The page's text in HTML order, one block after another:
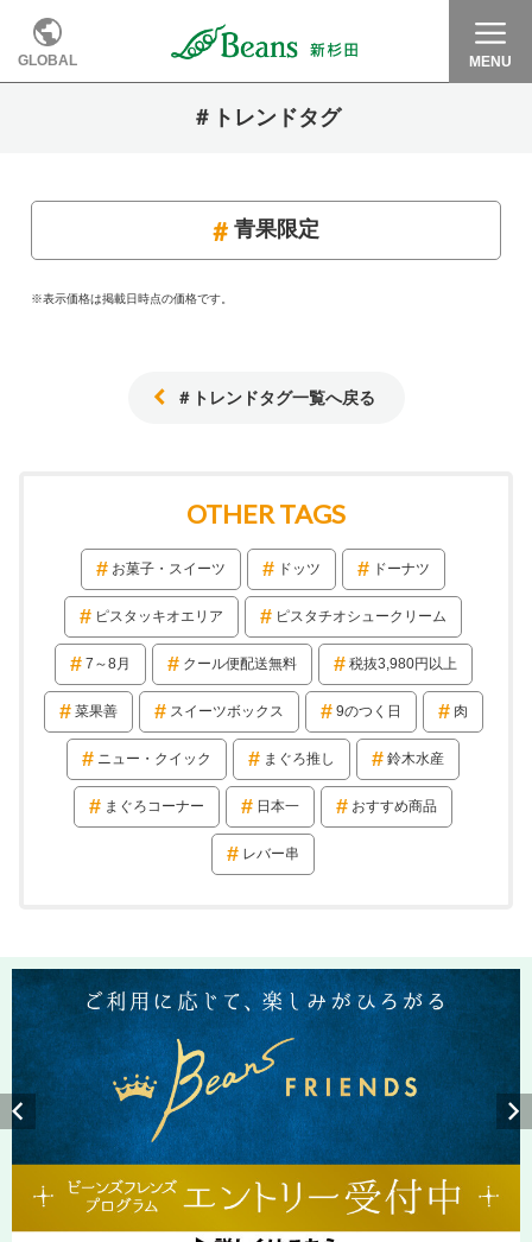
GLOBAL MENU
＃トレンドタグ
青果限定
※表示価格は掲載日時点の価格です。
＃トレンドタグ一覧へ戻る
OTHER TAGS
お菓子・スイーツ ドッツ ドーナツ
ピスタッキオエリア ピスタチオシュークリーム
7～8月 クール便配送無料 税抜3,980円以上
菜果善 スイーツボックス 9のつく日 肉
ニュー・クイック まぐろ推し 鈴木水産
まぐろコーナー 日本一 おすすめ商品
レバー串